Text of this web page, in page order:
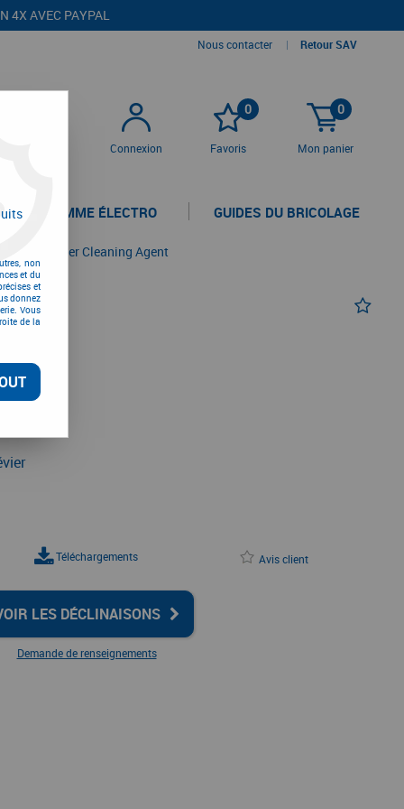
4X AVEC PAYPAL
Nous contacter | Retour SAV
Connexion
0
Favoris
0
Mon panier
LA GAMME ÉLECTRO GUIDES DU BRICOLAGE
Panier Cleaning Agent
Téléchargements Avis client
LES DÉCLINAISONS
Demande de renseignements
non
et du
et
donnez
Vous
de la